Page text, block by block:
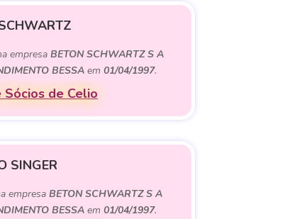
empresaBETON SCHWARTZ S A
BESSA em01/04/1997.
Sócios de Celio
SINGER
empresa BETON SCHWARTZ S A
BESSA em01/04/1997.